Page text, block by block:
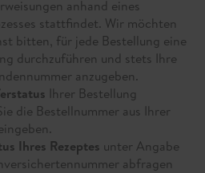
anhand eines
stattfindet. Wir möchten
bitten, für jede Bestellung eine
durchzuführen und stets Ihre
anzugeben.
Ihrer Bestellung
die Bestellnummer aus Ihrer
Ihres Rezeptes unter Angabe
abfragen